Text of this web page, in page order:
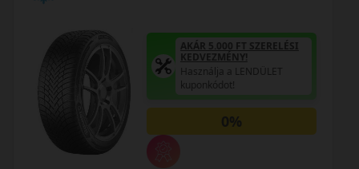
AKÁR 5.000 FT SZERELÉSI
KEDVEZMÉNY!
Használja a LENDÜLET
kuponkódot!